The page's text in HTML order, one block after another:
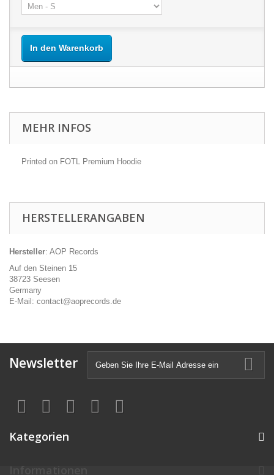
In den Warenkorb
MEHR INFOS
Printed on FOTL Premium Hoodie
HERSTELLERANGABEN
Hersteller: AOP Records
Auf den Steinen 15
38723 Seesen
Germany
E-Mail: contact@aoprecords.de
Newsletter
Kategorien
Informationen